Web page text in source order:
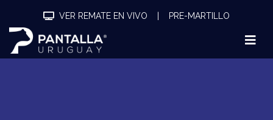
VER REMATE EN VIVO PRE-MARTILLO